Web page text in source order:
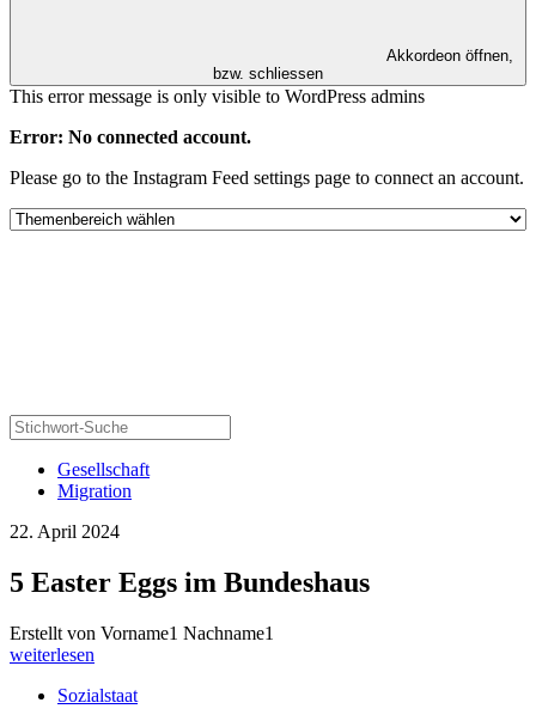
Akkordeon öffnen,
bzw. schliessen
This error message is only visible to WordPress admins
Error: No connected account.
Please go to the Instagram Feed settings page to connect an account.
Gesellschaft
Migration
22. April 2024
5 Easter Eggs im Bundeshaus
Erstellt von Vorname1 Nachname1
weiterlesen
Sozialstaat